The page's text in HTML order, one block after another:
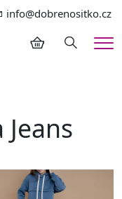
info@dobrenositko.cz
Hledání